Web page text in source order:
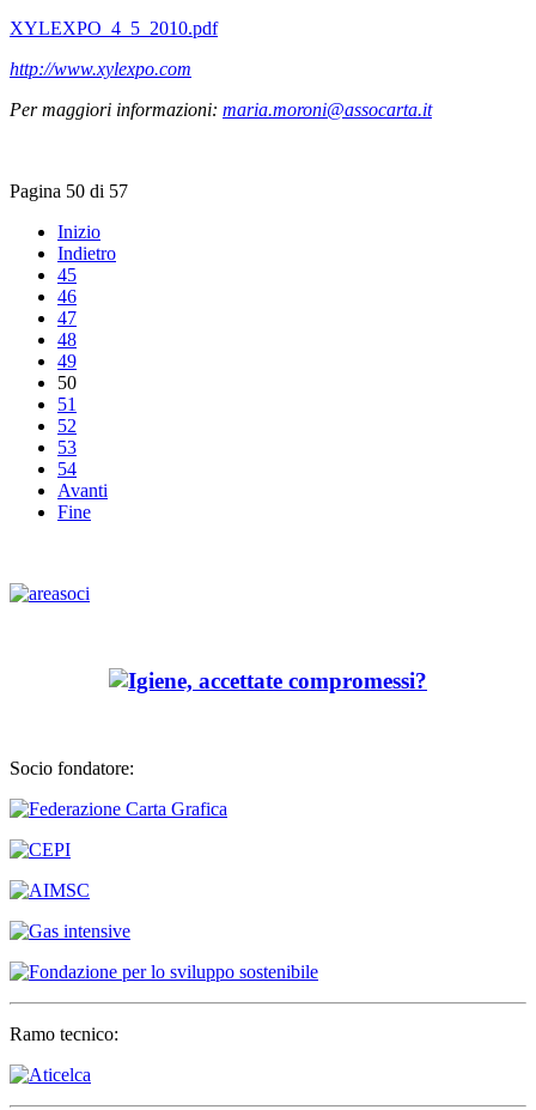
XYLEXPO_4_5_2010.pdf
http://www.xylexpo.com
Per maggiori informazioni: maria.moroni@assocarta.it
Pagina 50 di 57
Inizio
Indietro
45
46
47
48
49
50
51
52
53
54
Avanti
Fine
Socio fondatore:
Ramo tecnico: